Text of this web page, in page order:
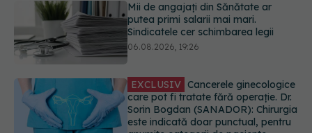
EXCLUSIV Cancerele ginecologice
care pot fi tratate fără operație. Dr.
Sorin Bogdan (SANADOR): Chirurgia
este indicată doar punctual, pentru
Greșeala pe care milioane de femei
o fac când își cumpără sutien. Un
medic explică metoda corectă